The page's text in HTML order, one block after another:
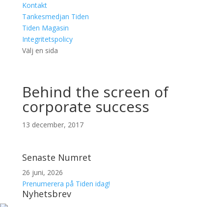
Kontakt
Tankesmedjan Tiden
Tiden Magasin
Integritetspolicy
Välj en sida
Behind the screen of
corporate success
13 december, 2017
Senaste Numret
26 juni, 2026
Prenumerera på Tiden idag!
Nyhetsbrev